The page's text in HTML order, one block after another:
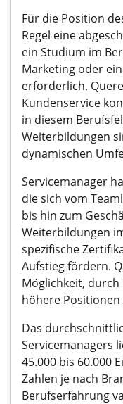
Für die Position
Regel eine
ein Studium im
Marketing oder
erforderlich.
Kundenservice
in diesem
Weiterbildungen
dynamischen
Servicemanager
die sich vom
bis hin zum
Weiterbildungen
spezifische
Aufstieg fördern.
Möglichkeit, durch
höhere Positionen
Das
Servicemanagers
45.000 bis 60.000
Zahlen je nach
Berufserfahrung